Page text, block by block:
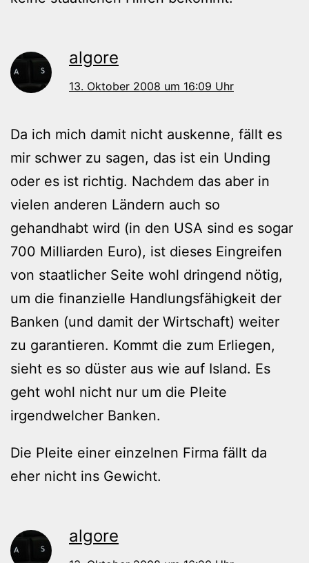
algore
13. Oktober 2008 um 16:09 Uhr
Da ich mich damit nicht auskenne, fällt es
mir schwer zu sagen, das ist ein Unding
oder es ist richtig. Nachdem das aber in
vielen anderen Ländern auch so
gehandhabt wird (in den USA sind es sogar
700 Milliarden Euro), ist dieses Eingreifen
von staatlicher Seite wohl dringend nötig,
um die finanzielle Handlungsfähigkeit der
Banken (und damit der Wirtschaft) weiter
zu garantieren. Kommt die zum Erliegen,
sieht es so düster aus wie auf Island. Es
geht wohl nicht nur um die Pleite
irgendwelcher Banken.
Die Pleite einer einzelnen Firma fällt da
eher nicht ins Gewicht.
algore